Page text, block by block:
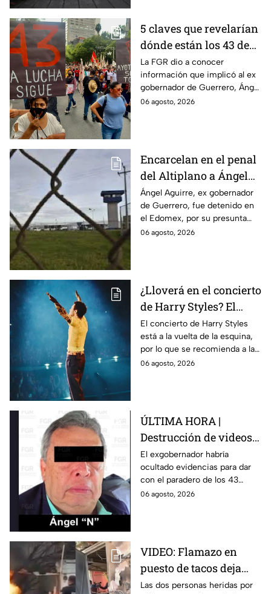
5 claves que revelarían
dónde están los 43 de
Ayotzinapa tras
captura de Ángel
Aguirre, ex gobernador
de Guerrero
La FGR dio a conocer
información que implicó al ex
gobernador de Guerrero, Ángel
Aguirre, quien fue detenido
06 agosto, 2026
Encarcelan en el penal
del Altiplano a Ángel
Aguirre, ex gobernador
de Guerrero por caso
Ayotzinapa
Ángel Aguirre, ex gobernador
de Guerrero, fue detenido en
el Edomex, por su presunta
participación en la
06 agosto, 2026
¿Lloverá en el concierto
de Harry Styles? El
pronóstico del clima
para este viernes en
CDMX
El concierto de Harry Styles
está a la vuelta de la esquina,
por lo que se recomienda a las
y los fanáticos revisar el clima
06 agosto, 2026
ÚLTIMA HORA |
Destrucción de videos
clave y amenazas a
testigos por parte de
exgobernador Ángel
Aguirre: FGR
El exgobernador habría
ocultado evidencias para dar
con el paradero de los 43
estudiantes desaparecidos de
06 agosto, 2026
VIDEO: Flamazo en
puesto de tacos deja
dos heridos en CDMX
Las dos personas heridas por